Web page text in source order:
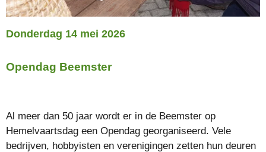
Donderdag 14 mei 2026
Opendag Beemster
Al meer dan 50 jaar wordt er in de Beemster op
Hemelvaartsdag een Opendag georganiseerd. Vele
bedrijven, hobbyisten en verenigingen zetten hun deuren